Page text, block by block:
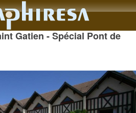
Gatien - Spécial Pont de